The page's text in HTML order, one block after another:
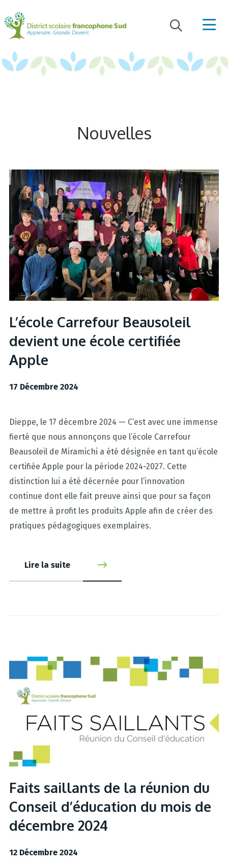
Nouvelles
L’école Carrefour Beausoleil
devient une école certifiée
Apple
17 Décembre 2024
Dieppe, le 17 décembre 2024 — C’est avec une immense
fierté que nous annonçons que l’école Carrefour
Beausoleil de Miramichi a été désignée en tant qu’école
certifiée Apple pour la période 2024-2027. Cette
distinction lui a été décernée pour l’innovation
continue dont elle fait preuve ainsi que pour sa façon
de mettre à profit les produits Apple afin de créer des
pratiques pédagogiques exemplaires.
Lire la suite
Faits saillants de la réunion du
Conseil d’éducation du mois de
décembre 2024
12 Décembre 2024